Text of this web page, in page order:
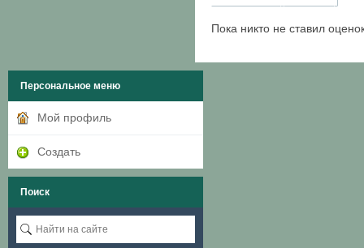
Пока никто не ставил
Персональное меню
Мой профиль
Создать
Поиск